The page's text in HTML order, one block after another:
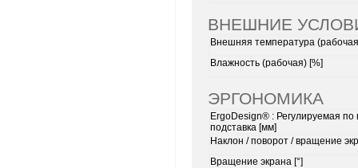
ВНЕШНИЕ
Внешняя температура
Влажность (рабочая) [%]
ЭРГОНОМИКА
ErgoDesign® : Регулируемая по
подставка [мм]
Наклон / поворот / вращение
Вращение экрана [°]